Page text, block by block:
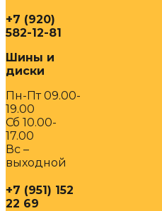
+7 (920)
582-12-81
Шины и
диски
Пн-Пт 09.00-
19.00
Сб 10.00-
17.00
Вс –
выходной
+7 (951) 152
22 69